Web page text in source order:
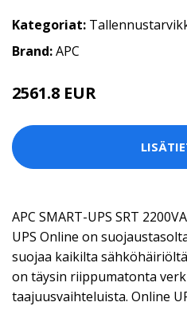
Kategoriat:
Brand:APC
2561.8 EUR
APC SMART-UPS SRT
UPS Online on
suojaa kaikilta
on täysin riippumatonta
taajuusvaihteluista. Online